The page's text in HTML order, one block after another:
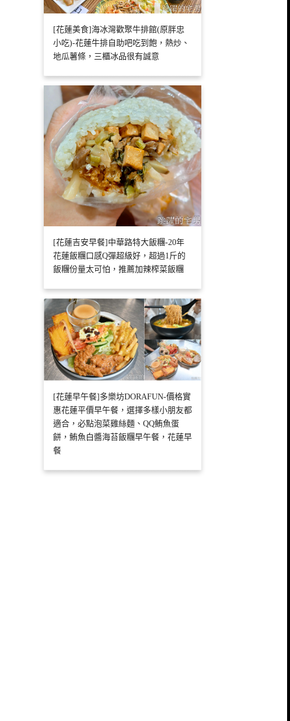
[花蓮美食]海冰灣歡聚牛排館(原胖忠
小吃)-花蓮牛排自助吧吃到飽，熱炒、
地瓜薯條，三櫃冰品很有誠意
[花蓮吉安早餐]中華路特大飯糰-20年
花蓮飯糰口感Q彈超級好，超過1斤的
飯糰份量太可怕，推薦加辣榨菜飯糰
[花蓮早午餐]多樂坊DORAFUN-價格實
惠花蓮平價早午餐，選擇多樣小朋友都
適合，必點泡菜雞絲麵、QQ鮪魚蛋
餅，鮪魚白醬海苔飯糰早午餐，花蓮早
餐